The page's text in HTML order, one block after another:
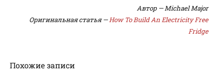
Автор — Michael Major
Оригинальная статья —How To Build An Electricity Free
Fridge
Похожие записи